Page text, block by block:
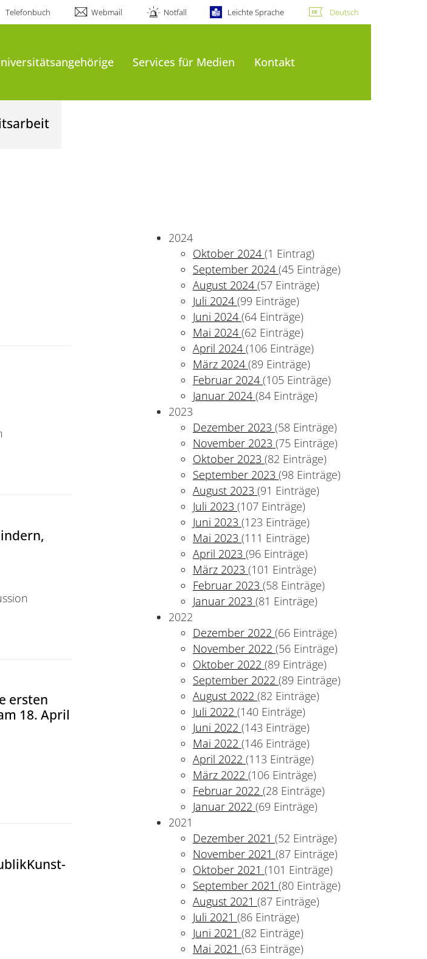
Telefonbuch Webmail Notfall Leichte Sprache Deutsch
Services für Medien Kontakt
wir uns bekriegen"
ersten
18. April
Schritte der Existenzgründung" am 18. April
>Kunst-Wunderland Bundesrepublik
2024
Oktober 2024(1 Eintrag)
September 2024(45 Einträge)
August 2024(57 Einträge)
Juli 2024(99 Einträge)
Juni 2024(64 Einträge)
Mai 2024(62 Einträge)
April 2024(106 Einträge)
März 2024(89 Einträge)
Februar 2024(105 Einträge)
Januar 2024(84 Einträge)
2023
Dezember 2023(58 Einträge)
November 2023(75 Einträge)
Oktober 2023(82 Einträge)
September 2023(98 Einträge)
August 2023(91 Einträge)
Juli 2023(107 Einträge)
Juni 2023(123 Einträge)
Mai 2023(111 Einträge)
April 2023(96 Einträge)
März 2023(101 Einträge)
Februar 2023(58 Einträge)
Januar 2023(81 Einträge)
2022
Dezember 2022(66 Einträge)
November 2022(56 Einträge)
Oktober 2022(89 Einträge)
September 2022(89 Einträge)
August 2022(82 Einträge)
Juli 2022(140 Einträge)
Juni 2022(143 Einträge)
Mai 2022(146 Einträge)
April 2022(113 Einträge)
März 2022(106 Einträge)
Februar 2022(28 Einträge)
Januar 2022(69 Einträge)
2021
Dezember 2021(52 Einträge)
November 2021(87 Einträge)
Oktober 2021(101 Einträge)
September 2021(80 Einträge)
August 2021(87 Einträge)
Juli 2021(86 Einträge)
Juni 2021(82 Einträge)
Mai 2021(63 Einträge)